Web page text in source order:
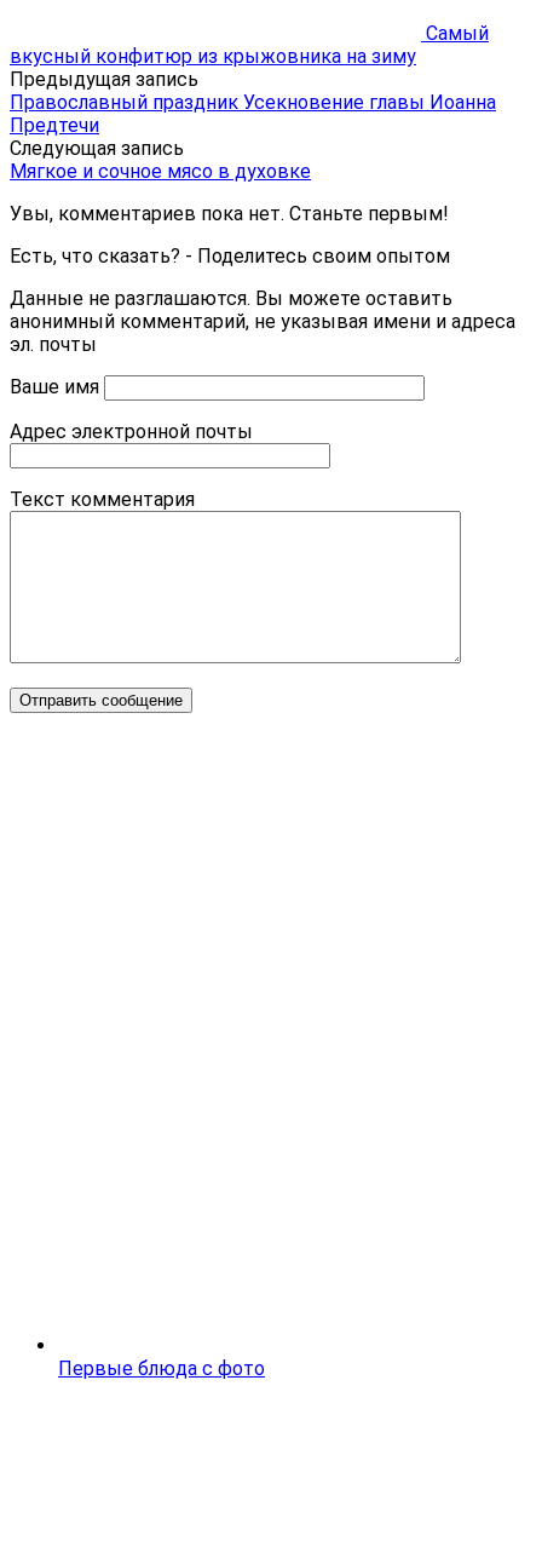
Самый
вкусный конфитюр из крыжовника на зиму
Предыдущая запись
Православный праздник Усекновение главы Иоанна
Предтечи
Следующая запись
Мягкое и сочное мясо в духовке
Увы, комментариев пока нет. Станьте первым!
Есть, что сказать? - Поделитесь своим опытом
Данные не разглашаются. Вы можете оставить
анонимный комментарий, не указывая имени и адреса
эл. почты
Ваше имя
Адрес электронной почты
Текст комментария
Первые блюда с фото